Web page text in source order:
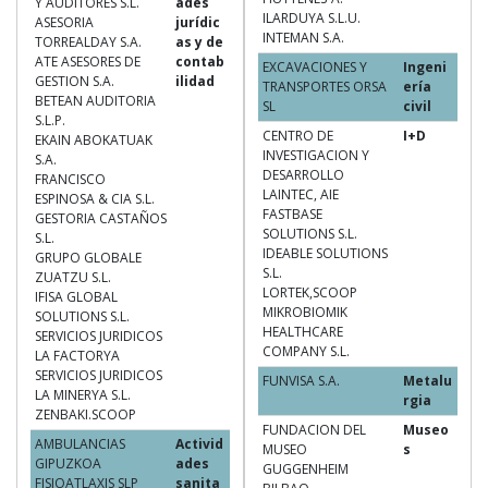
ASESORIA
TORREALDAY S.A.
ATE ASESORES DE
GESTION S.A.
BETEAN AUDITORIA
S.L.P.
EKAIN ABOKATUAK
S.A.
FRANCISCO
ESPINOSA & CIA S.L.
GESTORIA CASTAÑOS
S.L.
GRUPO GLOBALE
ZUATZU S.L.
IFISA GLOBAL
SOLUTIONS S.L.
SERVICIOS JURIDICOS
LA FACTORYA
SERVICIOS JURIDICOS
LA MINERYA S.L.
ZENBAKI.SCOOP
jurídic
as y de
contab
ilidad
AMBULANCIAS
GIPUZKOA
FISIOATLAXIS SLP
Activid
ades
sanita
ILARDUYA S.L.U.
INTEMAN S.A.
EXCAVACIONES Y
TRANSPORTES ORSA
SL
Ingeni
ería
civil
CENTRO DE
INVESTIGACION Y
DESARROLLO
LAINTEC, AIE
FASTBASE
SOLUTIONS S.L.
IDEABLE SOLUTIONS
S.L.
LORTEK,SCOOP
MIKROBIOMIK
HEALTHCARE
COMPANY S.L.
I+D
FUNVISA S.A.
Metalu
rgia
FUNDACION DEL
MUSEO
GUGGENHEIM
Museo
s